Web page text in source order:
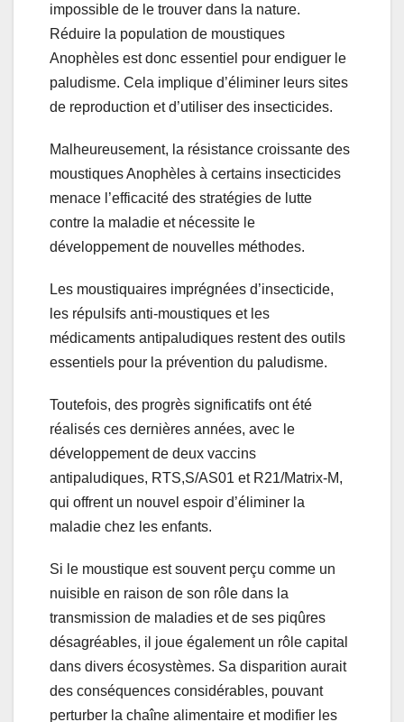
impossible de le trouver dans la nature.
Réduire la population de moustiques
Anophèles est donc essentiel pour endiguer le
paludisme. Cela implique d’éliminer leurs sites
de reproduction et d’utiliser des insecticides.
Malheureusement, la résistance croissante des
moustiques Anophèles à certains insecticides
menace l’efficacité des stratégies de lutte
contre la maladie et nécessite le
développement de nouvelles méthodes.
Les moustiquaires imprégnées d’insecticide,
les répulsifs anti-moustiques et les
médicaments antipaludiques restent des outils
essentiels pour la prévention du paludisme.
Toutefois, des progrès significatifs ont été
réalisés ces dernières années, avec le
développement de deux vaccins
antipaludiques, RTS,S/AS01 et R21/Matrix-M,
qui offrent un nouvel espoir d’éliminer la
maladie chez les enfants.
Si le moustique est souvent perçu comme un
nuisible en raison de son rôle dans la
transmission de maladies et de ses piqûres
désagréables, il joue également un rôle capital
dans divers écosystèmes. Sa disparition aurait
des conséquences considérables, pouvant
perturber la chaîne alimentaire et modifier les